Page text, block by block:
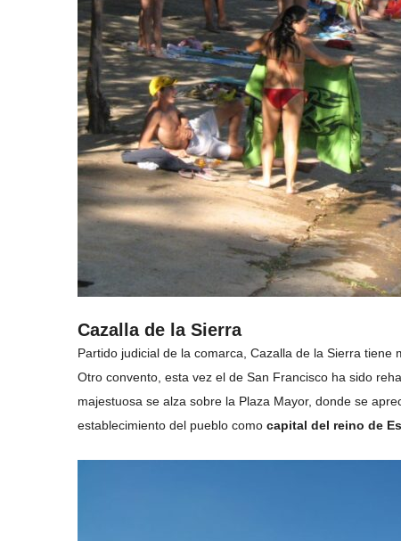
Cazalla de la Sierra
Partido judicial de la comarca, Cazalla de la Sierra
Otro convento, esta vez el de San Francisco ha sido
majestuosa se alza sobre la Plaza Mayor, donde se
establecimiento del pueblo como capital del reino de